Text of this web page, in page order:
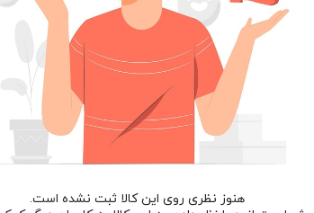
هنوز نظری روی این کالا ثبت نشده است.